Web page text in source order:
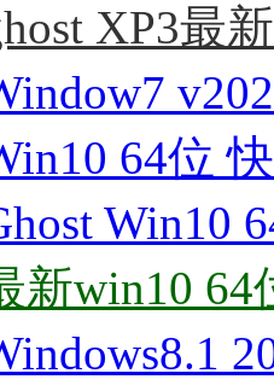
XP3最
64位
Win10
新win10 64